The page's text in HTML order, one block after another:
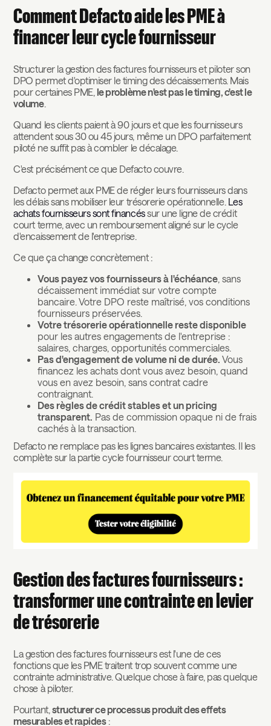
Comment Defacto aide les PME à
financer leur cycle fournisseur
Structurer la gestion des factures fournisseurs et piloter son
DPO permet d'optimiser le timing des décaissements. Mais
pour certaines PME, le problème n'est pas le timing, c'est le
volume.
Quand les clients paient à 90 jours et que les fournisseurs
attendent sous 30 ou 45 jours, même un DPO parfaitement
piloté ne suffit pas à combler le décalage.
C'est précisément ce que Defacto couvre.
Defacto permet aux PME de régler leurs fournisseurs dans
les délais sans mobiliser leur trésorerie opérationnelle. Les
achats fournisseurs sont financéssur une ligne de crédit
court terme, avec un remboursement aligné sur le cycle
d'encaissement de l'entreprise.
Ce que ça change concrètement :
Vous payez vos fournisseurs à l'échéance, sans
décaissement immédiat sur votre compte
bancaire. Votre DPO reste maîtrisé, vos conditions
fournisseurs préservées.
Votre trésorerie opérationnelle reste disponible
pour les autres engagements de l'entreprise :
salaires, charges, opportunités commerciales.
Pas d'engagement de volume ni de durée. Vous
financez les achats dont vous avez besoin, quand
vous en avez besoin, sans contrat cadre
contraignant.
Des règles de crédit stables et un pricing
transparent. Pas de commission opaque ni de frais
cachés à la transaction.
Defacto ne remplace pas les lignes bancaires existantes. Il les
complète sur la partie cycle fournisseur court terme.
Gestion des factures fournisseurs :
transformer une contrainte en levier
de trésorerie
La gestion des factures fournisseurs est l'une de ces
fonctions que les PME traitent trop souvent comme une
contrainte administrative. Quelque chose à faire, pas quelque
chose à piloter.
Pourtant, structurer ce processus produit des effets
mesurables et rapides: